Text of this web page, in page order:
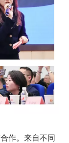
作。来自不同